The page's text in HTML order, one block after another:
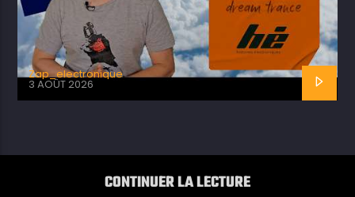
Zap_electronique
3 AOÛT 2026
CONTINUER LA LECTURE